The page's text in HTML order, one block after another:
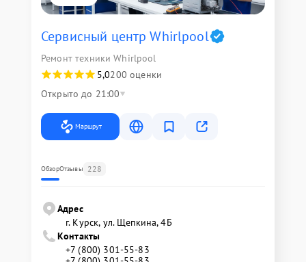
Сервисный центр Whirlpool
Ремонт техники Whirlpool
5,0200 оценки
Открыто до 21:00
Маршрут
ОбзорОтзывы 228
Адрес
г. Курск, ул. Щепкина, 4Б
Контакты
+7 (800) 301-55-83